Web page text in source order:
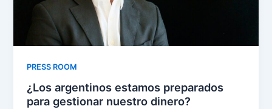
PRESS ROOM
¿Los argentinos estamos preparados
para gestionar nuestro dinero?